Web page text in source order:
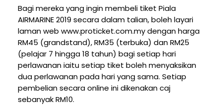
Bagi mereka yang ingin membeli tiket Piala
AIRMARINE 2019 secara dalam talian, boleh layari
laman web www.proticket.com.my dengan harga
RM45 (grandstand), RM35 (terbuka) dan RM25
(pelajar 7 hingga 18 tahun) bagi setiap hari
perlawanan iaitu setiap tiket boleh menyaksikan
dua perlawanan pada hari yang sama. Setiap
pembelian secara online ini dikenakan caj
sebanyak RM10.